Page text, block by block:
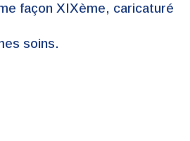
façon XIXème, caricaturé
soins.